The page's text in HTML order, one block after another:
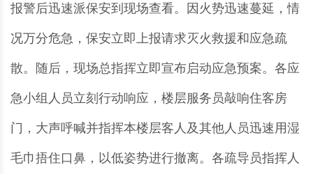
报警后迅速派保安到现场查看。因火势迅速蔓延，情
况万分危急，保安立即上报请求灭火救援和应急疏
散。随后，现场总指挥立即宣布启动应急预案。各应
急小组人员立刻行动响应，楼层服务员敲响住客房
门，大声呼喊并指挥本楼层客人及其他人员迅速用湿
毛巾捂住口鼻，以低姿势进行撤离。各疏导员指挥人